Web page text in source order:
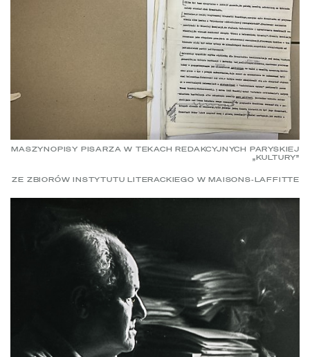
MASZYNOPISY PISARZA W TEKACH REDAKCYJNYCH PARYSKIEJ
„KULTURY”
ZE ZBIORÓW INSTYTUTU LITERACKIEGO W MAISONS-LAFFITTE